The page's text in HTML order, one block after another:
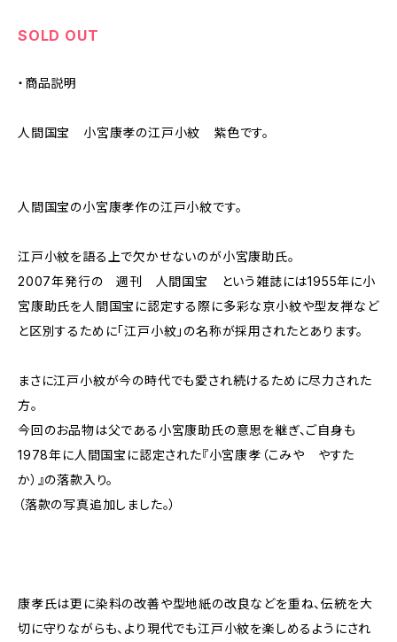
SOLD OUT
・商品説明
人間国宝 小宮康孝の江戸小紋 紫色です。
人間国宝の小宮康孝作の江戸小紋です。
江戸小紋を語る上で欠かせないのが小宮康助氏。
2007年発行の 週刊 人間国宝 という雑誌には1955年に小
宮康助氏を人間国宝に認定する際に多彩な京小紋や型友禅など
と区別するために「江戸小紋」の名称が採用されたとあります。
まさに江戸小紋が今の時代でも愛され続けるために尽力された
方。
今回のお品物は父である小宮康助氏の意思を継ぎ、ご自身も
1978年に人間国宝に認定された『小宮康孝（こみや やすた
か）』の落款入り。
（落款の写真追加しました。）
康孝氏は更に染料の改善や型地紙の改良などを重ね、伝統を大
切に守りながらも、より現代でも江戸小紋を楽しめるようにされ